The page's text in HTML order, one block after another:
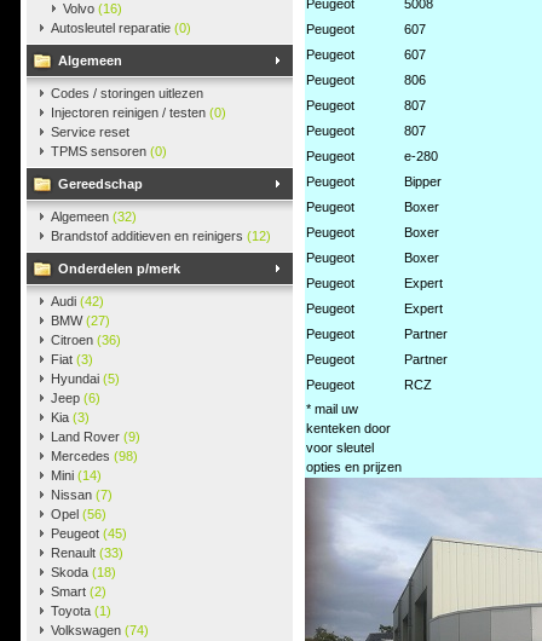
Volvo (16)
Autosleutel reparatie (0)
Algemeen
Codes / storingen uitlezen
Injectoren reinigen / testen (0)
Service reset
TPMS sensoren (0)
Gereedschap
Algemeen (32)
Brandstof additieven en reinigers (12)
Onderdelen p/merk
Audi (42)
BMW(27)
Citroen (36)
Fiat (3)
Hyundai (5)
Jeep (6)
Kia (3)
Land Rover (9)
Mercedes (98)
Mini (14)
Nissan (7)
Opel (56)
Peugeot (45)
Renault (33)
Skoda (18)
Smart (2)
Toyota (1)
Volkswagen (74)
Peugeot
5008
Peugeot
607
Peugeot
607
Peugeot
806
Peugeot
807
Peugeot
807
Peugeot
e-280
Peugeot
Bipper
Peugeot
Boxer
Peugeot
Boxer
Peugeot
Boxer
Peugeot
Expert
Peugeot
Expert
Peugeot
Partner
Peugeot
Partner
Peugeot
RCZ
* mail uw
kenteken door
voor sleutel
opties en prijzen